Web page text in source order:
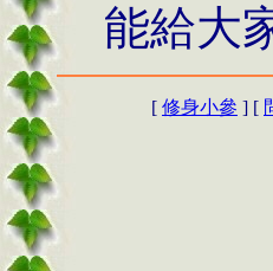
能給大
[ 修身小參 ] [